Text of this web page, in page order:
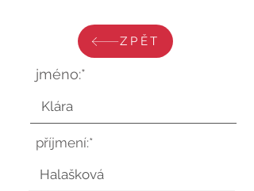
ZPĚT
jméno:*
příjmení:*